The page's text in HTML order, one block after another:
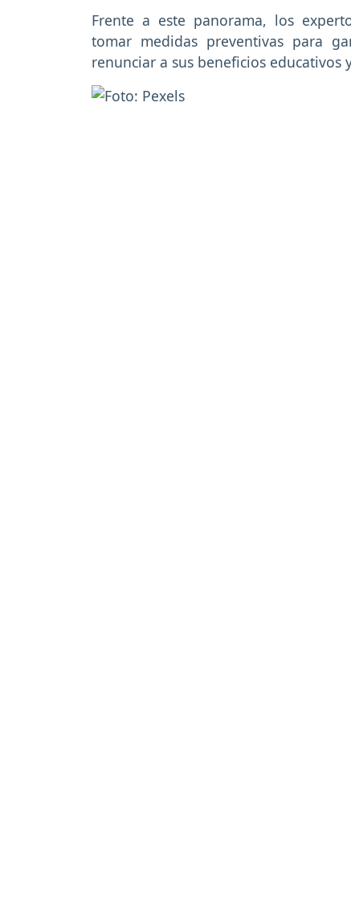
Frente a este panorama, los
tomar medidas preventivas para
renunciar a sus beneficios educativos